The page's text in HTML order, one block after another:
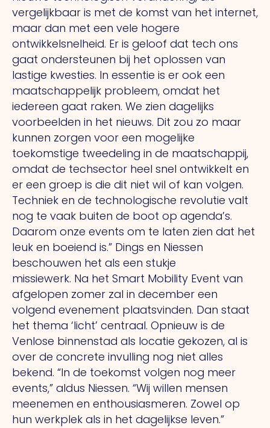
vergelijkbaar is met de komst van het internet,
maar dan met een vele hogere
ontwikkelsnelheid. Er is geloof dat tech ons
gaat ondersteunen bij het oplossen van
lastige kwesties. In essentie is er ook een
maatschappelijk probleem, omdat het
iedereen gaat raken. We zien dagelijks
voorbeelden in het nieuws. Dit zou zo maar
kunnen zorgen voor een mogelijke
toekomstige tweedeling in de maatschappij,
omdat de techsector heel snel ontwikkelt en
er een groep is die dit niet wil of kan volgen.
Techniek en de technologische revolutie valt
nog te vaak buiten de boot op agenda’s.
Daarom onze events om te laten zien dat het
leuk en boeiend is.” Dings en Niessen
beschouwen het als een stukje
missiewerk. Na het Smart Mobility Event van
afgelopen zomer zal in december een
volgend evenement plaatsvinden. Dan staat
het thema ‘licht’ centraal. Opnieuw is de
Venlose binnenstad als locatie gekozen, al is
over de concrete invulling nog niet alles
bekend. “In de toekomst volgen nog meer
events,” aldus Niessen. “Wij willen mensen
meenemen en enthousiasmeren. Zowel op
hun werkplek als in het dagelijkse leven.”